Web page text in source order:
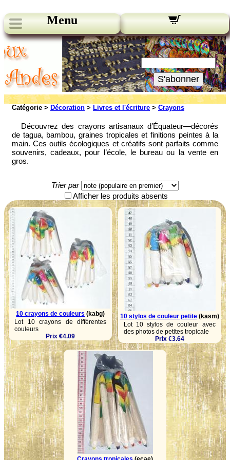
Menu
Nos bulletins:
Votre Email:
S'abonner
Catégorie > Décoration > Livres et l'écriture > Crayons
Découvrez des crayons artisanaux d’Équateur—décorés
de tagua, bambou, graines tropicales et finitions peintes à la
main. Ces outils écologiques et créatifs sont parfaits comme
souvenirs, cadeaux, pour l’école, le bureau ou la vente en
gros.
Trier par
Afficher les produits absents
10 crayons de couleurs (kabg)
Lot 10 crayons de différentes
couleurs
Prix €4.09
10 stylos de couleur petite(kasm)
Lot 10 stylos de couleur avec
des photos de petites tropicale
Prix €3.64